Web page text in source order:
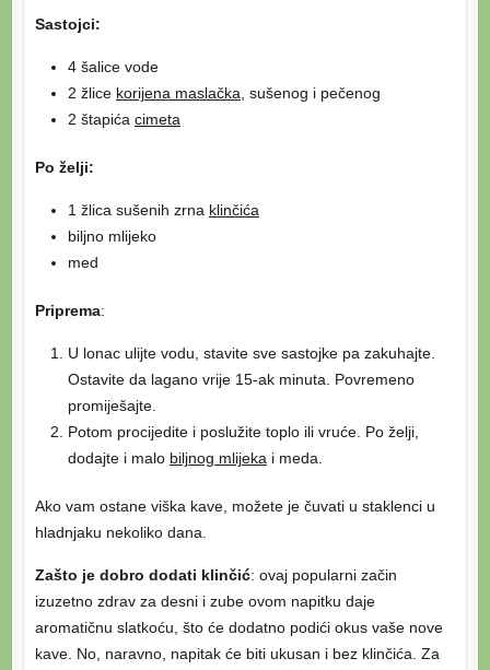
Sastojci:
4 šalice vode
2 žlice korijena maslačka , sušenog i pečenog
2 štapića cimeta
Po želji:
1 žlica sušenih zrna klinčića
biljno mlijeko
med
Priprema:
U lonac ulijte vodu, stavite sve sastojke pa zakuhajte.
Ostavite da lagano vrije 15-ak minuta. Povremeno
promiješajte.
Potom procijedite i poslužite toplo ili vruće. Po želji,
dodajte i malo biljnog mlijeka i meda.
Ako vam ostane viška kave, možete je čuvati u staklenci u
hladnjaku nekoliko dana.
Zašto je dobro dodati klinčić: ovaj popularni začin
izuzetno zdrav za desni i zube ovom napitku daje
aromatičnu slatkoću, što će dodatno podići okus vaše nove
kave. No, naravno, napitak će biti ukusan i bez klinčića. Za